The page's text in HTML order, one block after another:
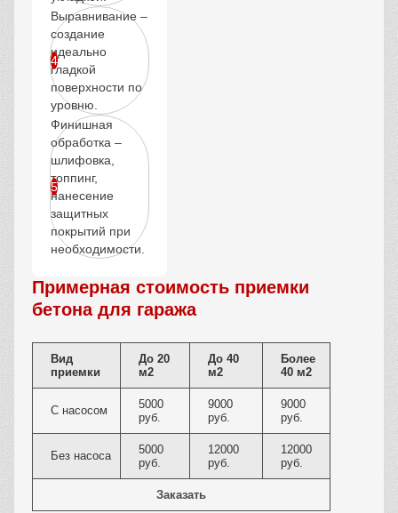
Выравнивание –
создание
идеально
гладкой
поверхности по
уровню.
Финишная
обработка –
шлифовка,
топпинг,
нанесение
защитных
покрытий при
необходимости.
Примерная стоимость приемки
бетона для гаража
Вид
приемки
До 20
м2
До 40
м2
Более
40 м2
С насосом
5000
руб.
9000
руб.
9000
руб.
Без насоса
5000
руб.
12000
руб.
12000
руб.
Заказать